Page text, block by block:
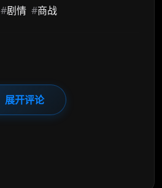
#剧情 #商战
展开评论